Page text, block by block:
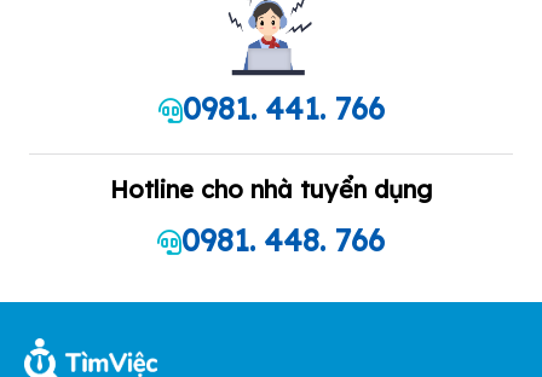
0981. 441. 766
Hotline cho nhà tuyển dụng
0981. 448. 766